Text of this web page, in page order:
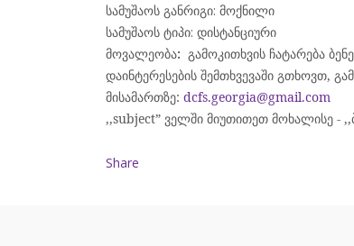
სამუშაოს განრიგი: მოქნილი
სამუშაოს ტიპი: დისტანციური
მოვალეობა: გამოკითხვის ჩატარება
დაინტერესების შემთხვევაში გთხოვთ,
მისამართზე: dcfs.georgia@gmail.com
,,subject” ველში მიუთითეთ მოხალისე -
Share